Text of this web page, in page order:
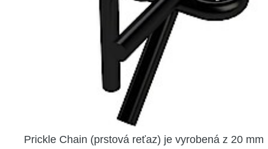
Prickle Chain (prstová reťaz) je vyrobená z 20 mm